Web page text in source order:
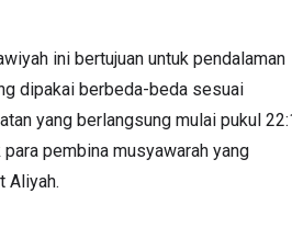
ini bertujuan untuk pendalaman
dipakai berbeda-beda sesuai
yang berlangsung mulai pukul
pembina musyawarah yang
Aliyah.